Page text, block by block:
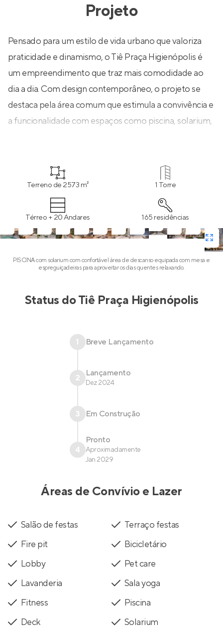
Projeto
Pensado para um estilo de vida urbano que valoriza
praticidade e dinamismo, o Tiê Praça Higienópolis é
um empreendimento que traz mais comodidade ao
dia a dia. Com design contemporâneo, o projeto se
destaca pela área comum que estimula a convivência e
a funcionalidade com espaços como piscina, solarium,
Terreno de 2573 m² 1 Torre
Térreo + 20 Andares 165 residências
PISCINA com solarium com confortável área de descanso equipada com mesa e
espreguiçadeiras para aproveitar os dias quentes relaxando.
Status doTiê Praça Higienópolis
1 Breve Lançamento
2 Lançamento
Dez 2024
3 Em Construção
4
Pronto
Aproximadamente
Jan 2029
Áreas de Convívio e Lazer
Salão de festas
Terraço festas
Fire pit
Bicicletário
Lobby
Pet care
Lavanderia
Sala yoga
Fitness
Piscina
Deck
Solarium